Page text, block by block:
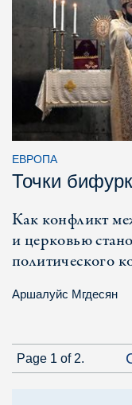
ЕВРОПА
Точки
Как конфликт
и церковью
политического
Аршалуйс Мгдесян
Page 1 of 2.